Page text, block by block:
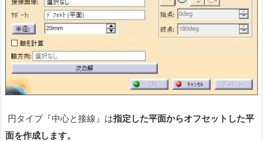
円タイプ『中心と接線』は指定した平面からオフセットした平
面を作成します。